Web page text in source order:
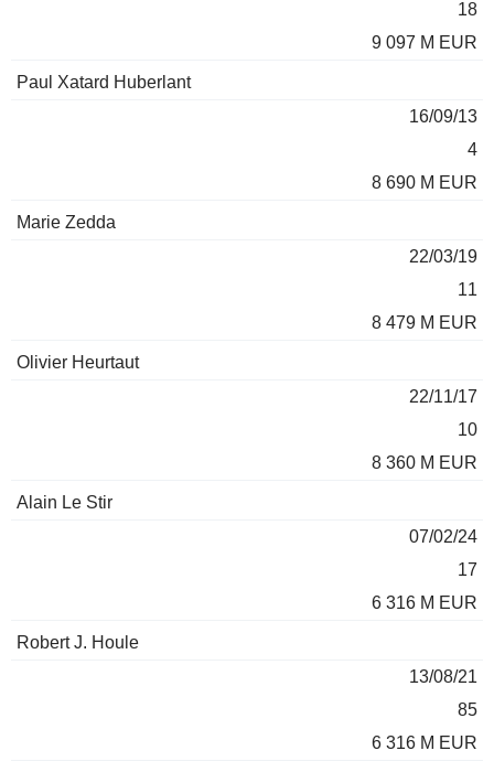
18
9 097 M EUR
Paul Xatard Huberlant
16/09/13
4
8 690 M EUR
Marie Zedda
22/03/19
11
8 479 M EUR
Olivier Heurtaut
22/11/17
10
8 360 M EUR
Alain Le Stir
07/02/24
17
6 316 M EUR
Robert J. Houle
13/08/21
85
6 316 M EUR